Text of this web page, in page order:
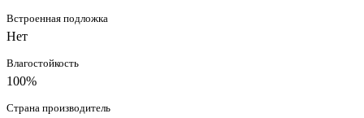
Встроенная подложка
Нет
Влагостойкость
100%
Страна производитель